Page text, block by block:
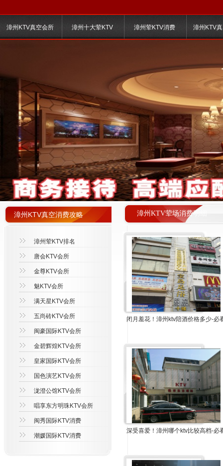
漳州KTV真空会所 漳州十大荤KTV 漳州荤KTV消费 漳州KTV
漳州KTV荤场消费明细
漳州KTV真空消费攻略
漳州荤KTV排名
唐会KTV会所
金尊KTV会所
魅KTV会所
满天星KTV会所
五尚砖KTV会所
闽豪国际KTV会所
金碧辉煌KTV会所
皇家国际KTV会所
国色演艺KTV会所
泷澄公馆KTV会所
唱享东方明珠KTV会所
闽秀国际KTV消费
潮媛国际KTV消费
闭月羞花！漳州ktv陪酒价格多少-必
深受喜爱！漳州哪个ktv比较高档-必